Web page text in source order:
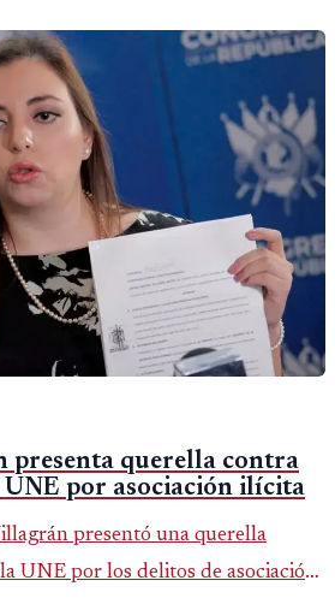
presenta querella contra
por asociación ilícita
presentó una querella
UNE por los delitos de asociación